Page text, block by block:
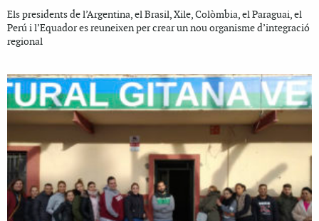
Els presidents de l’Argentina, el Brasil, Xile, Colòmbia, el Paraguai, el
Perú i l’Equador es reuneixen per crear un nou organisme d’integració
regional